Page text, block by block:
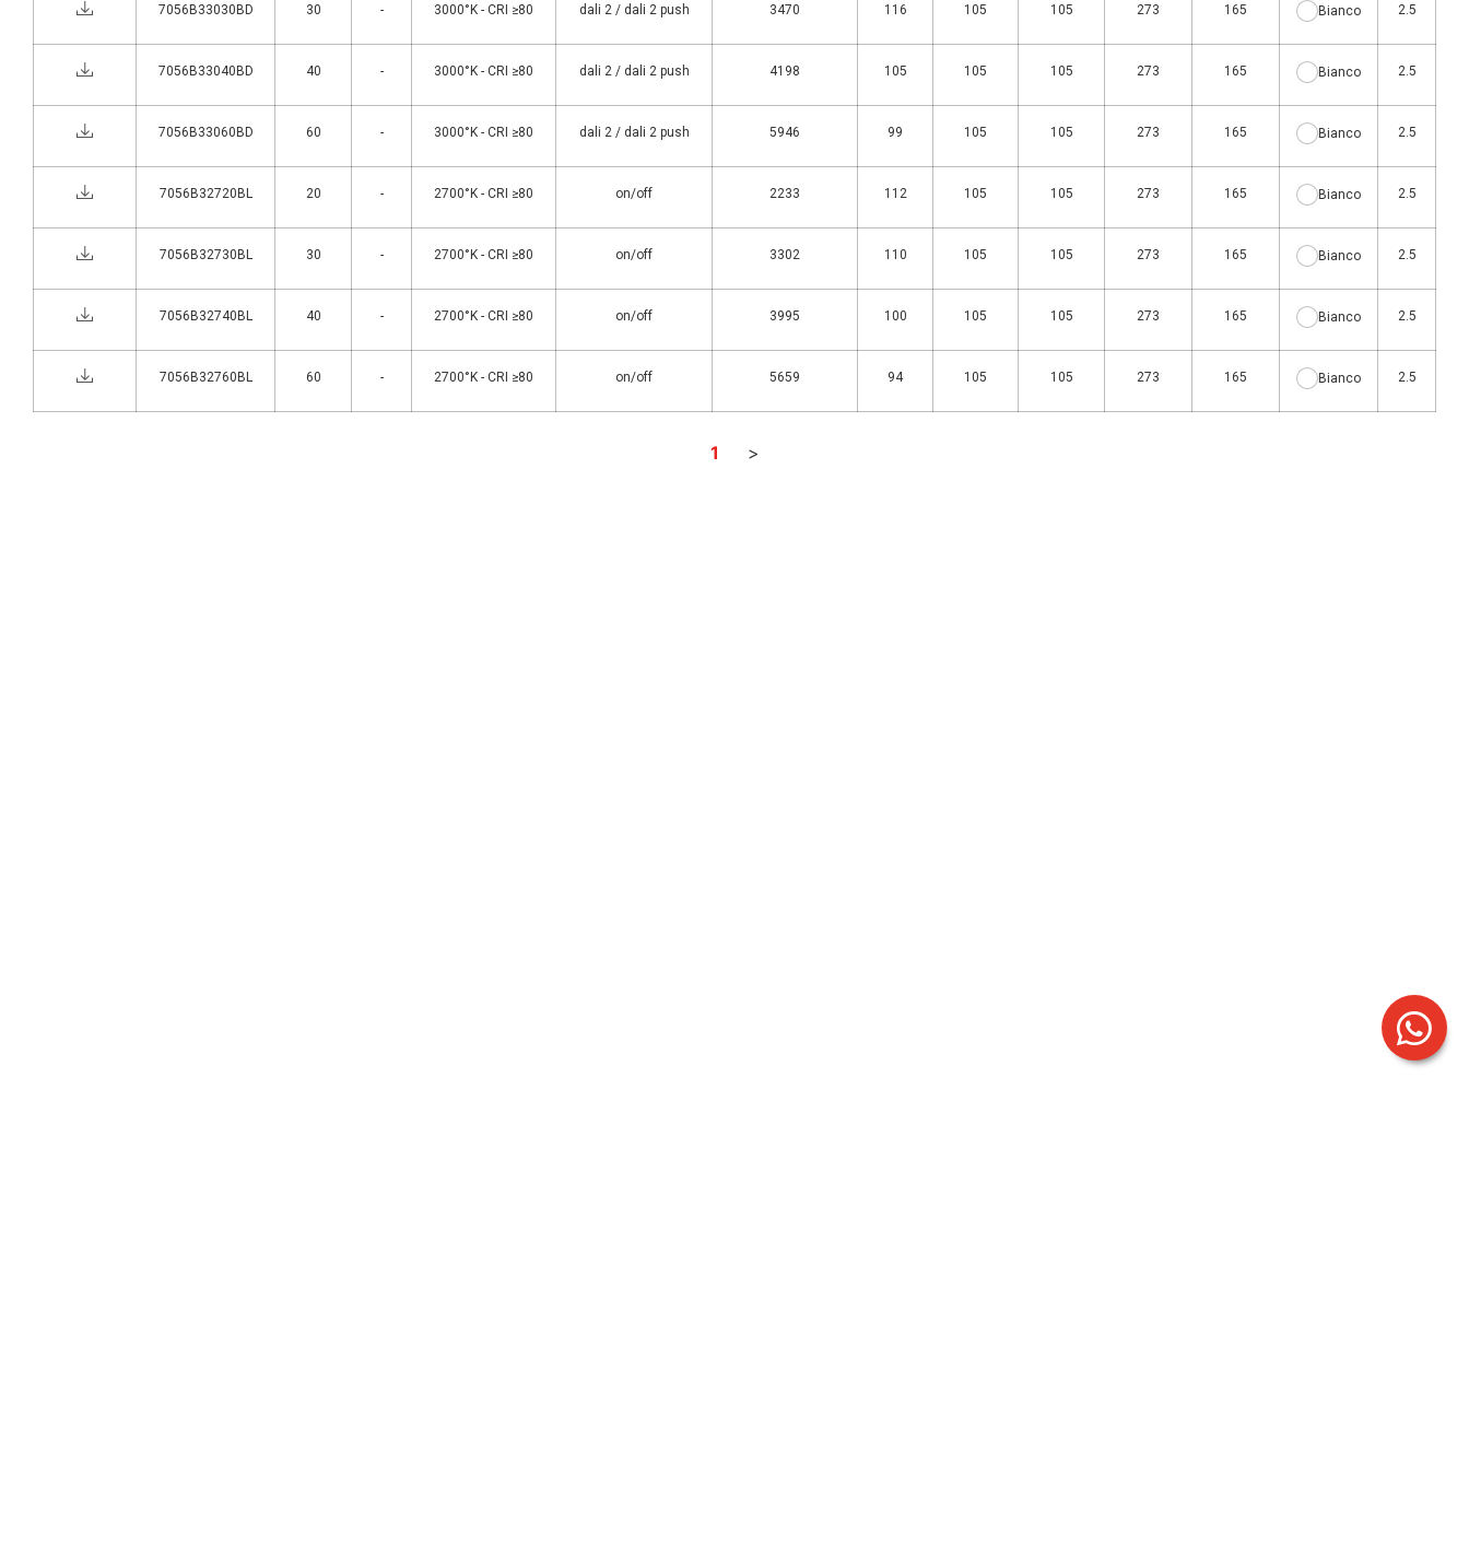
7056B33030BD 30 - 3000°K - CRI ≥80 dali 2 / dali 2 push 3470 116 105 105 273 165 Bianco 2.5
7056B33040BD 40 - 3000°K - CRI ≥80 dali 2 / dali 2 push 4198 105 105 105 273 165 Bianco 2.5
7056B33060BD 60 - 3000°K - CRI ≥80 dali 2 / dali 2 push 5946 99 105 105 273 165 Bianco 2.5
7056B32720BL 20 - 2700°K - CRI ≥80 on/off 2233 112 105 105 273 165 Bianco 2.5
7056B32730BL 30 - 2700°K - CRI ≥80 on/off 3302 110 105 105 273 165 Bianco 2.5
7056B32740BL 40 - 2700°K - CRI ≥80 on/off 3995 100 105 105 273 165 Bianco 2.5
7056B32760BL 60 - 2700°K - CRI ≥80 on/off 5659 94 105 105 273 165 Bianco 2.5
1 >